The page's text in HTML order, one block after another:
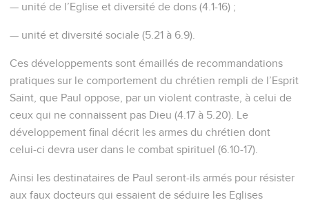
— unité de l’Eglise et diversité de dons (4.1-16) ;
— unité et diversité sociale (5.21 à 6.9).
Ces développements sont émaillés de recommandations
pratiques sur le comportement du chrétien rempli de l’Esprit
Saint, que Paul oppose, par un violent contraste, à celui de
ceux qui ne connaissent pas Dieu (4.17 à 5.20). Le
développement final décrit les armes du chrétien dont
celui-ci devra user dans le combat spirituel (6.10-17).
Ainsi les destinataires de Paul seront-ils armés pour résister
aux faux docteurs qui essaient de séduire les Eglises